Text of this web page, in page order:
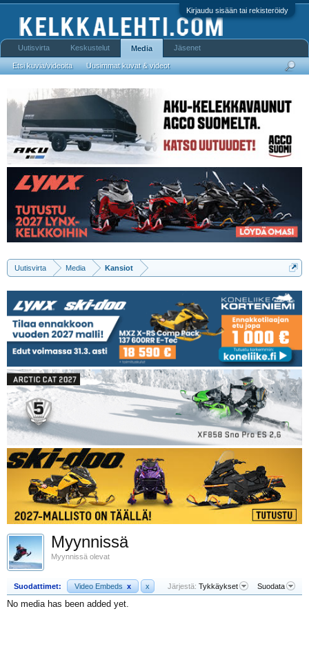
Kirjaudu sisään tai rekisteröidy
Uutisvirta Media Kansiot
Myynnissä
Myynnissä olevat
Suodattimet: Video Embeds x x Järjestä: Tykkäykset Suodata
No media has been added yet.
Uutisvirta Keskustelut Media
Etsi kuvia/videoita Uusimmat kuvat & videot
Jäsenet